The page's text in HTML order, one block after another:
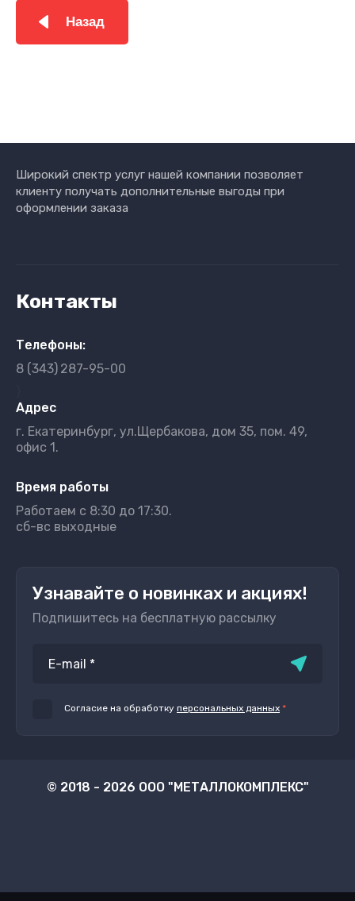
Назад
Широкий спектр услуг нашей компании позволяет
клиенту получать дополнительные выгоды при
оформлении заказа
Контакты
Телефоны:
8 (343) 287-95-00
Адрес
г. Екатеринбург, ул.Щербакова, дом 35, пом. 49,
офис 1.
Время работы
Работаем с 8:30 до 17:30.
сб-вс выходные
Узнавайте о новинках и акциях!
Подпишитесь на бесплатную рассылку
Согласие на обработку персональных данных *
© 2018 - 2026 ООО "МЕТАЛЛОКОМПЛЕКС"